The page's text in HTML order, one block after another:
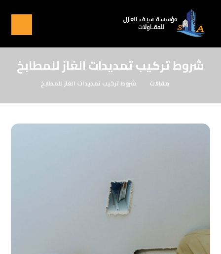
شروط تركيب تمديدات الغاز للمطابخ
مقالات شروط تركيب تمديدات الغاز للمطابخ